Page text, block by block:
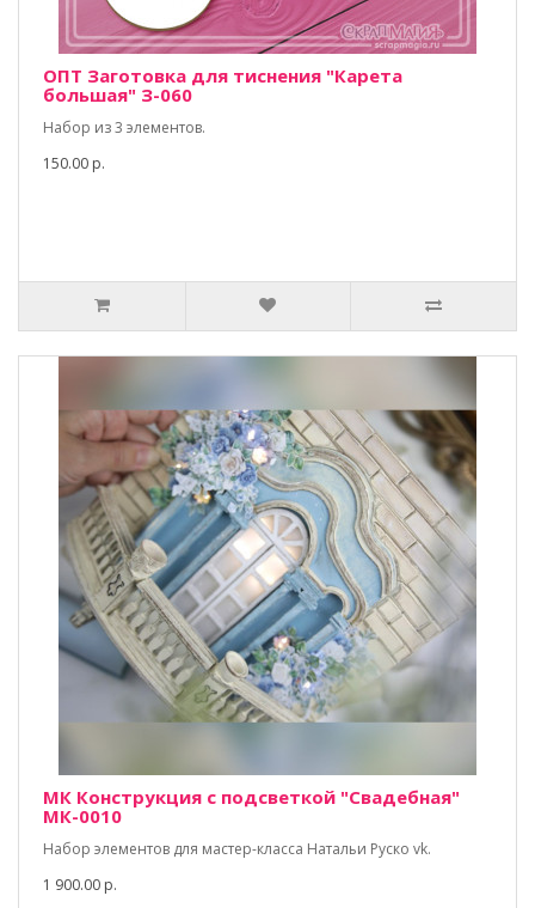
ОПТ Заготовка для тиснения "Карета
большая" З-060
Набор из 3 элементов.
150.00 р.
МК Конструкция с подсветкой "Свадебная"
МК-0010
Набор элементов для мастер-класса Натальи Руско vk.
1 900.00 р.